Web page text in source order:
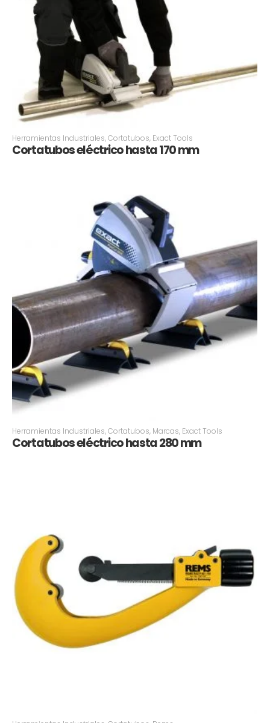
Herramientas Industriales,Cortatubos, Exact Tools
Cortatubos eléctrico hasta 170 mm
Herramientas Industriales,Cortatubos, Marcas, Exact Tools
Cortatubos eléctrico hasta 280 mm